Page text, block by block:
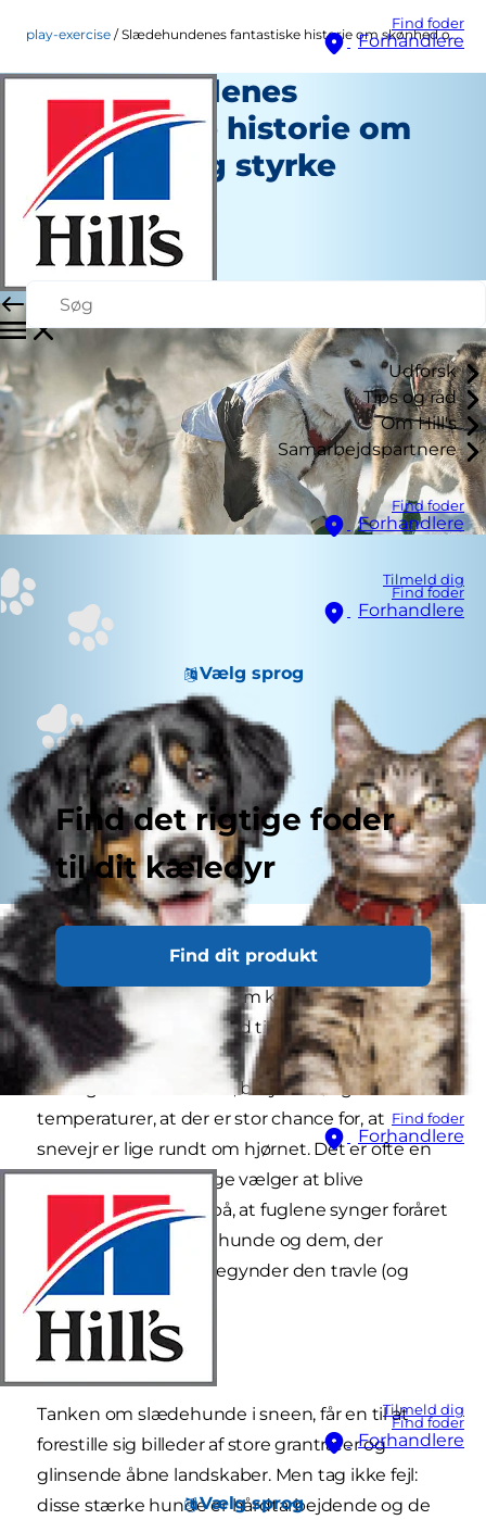
Find foder
Forhandlere
Udforsk
Tips og råd
Om Hill's
Samarbejdspartnere
Find foder
Forhandlere
Tilmeld dig
Find foder
Forhandlere
Vælg sprog
Find det rigtige foder
til dit kæledyr
Find dit produkt
Find foder
Forhandlere
Tilmeld dig
Find foder
Forhandlere
Vælg sprog
play-exercise Slædehundenes fantastiske historie om skønhed og styrke
Slædehundenes
fantastiske historie om
skønhed og styrke
Leg og motion
Christine O'Brien
Januar 11, 2017
Når vejret bliver køligt, vælger nogle mennesker
at rulle sig sammen på sofaen, med et varmt
uldtæppe og en kop varm kakao. Men for
slædehundene er det tid til at komme afsted!
I mange dele af verden, betyder køligere
temperaturer, at der er stor chance for, at
snevejr er lige rundt om hjørnet. Det er ofte en
tid på året, hvor mange vælger at blive
indendøre og vente på, at fuglene synger foråret
i gang. Men for slædehunde og dem, der
arbejder med dem, begynder den travle (og
sjove!) sæson.
Mush!
Tanken om slædehunde i sneen, får en til at
forestille sig billeder af store grantræer og
glinsende åbne landskaber. Men tag ikke fejl:
disse stærke hunde er hårdtarbejdende og de